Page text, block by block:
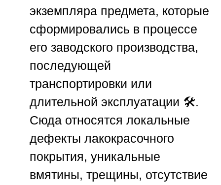
экземпляра предмета, которые
сформировались в процессе
его заводского производства,
последующей
транспортировки или
длительной эксплуатации 🛠️.
Сюда относятся локальные
дефекты лакокрасочного
покрытия, уникальные
вмятины, трещины, отсутствие